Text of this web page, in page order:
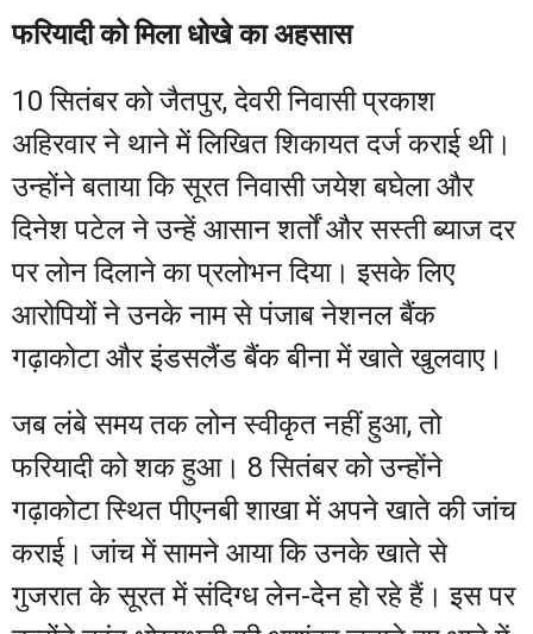
फरियादी को मिला धोखे का अहसास
10 सितंबर को जैतपुर, देवरी निवासी प्रकाश
अहिरवार ने थाने में लिखित शिकायत दर्ज कराई थी।
उन्होंने बताया कि सूरत निवासी जयेश बघेला और
दिनेश पटेल ने उन्हें आसान शर्तों और सस्ती ब्याज दर
पर लोन दिलाने का प्रलोभन दिया। इसके लिए
आरोपियों ने उनके नाम से पंजाब नेशनल बैंक
गढ़ाकोटा और इंडसलैंड बैंक बीना में खाते खुलवाए।
जब लंबे समय तक लोन स्वीकृत नहीं हुआ, तो
फरियादी को शक हुआ। 8 सितंबर को उन्होंने
गढ़ाकोटा स्थित पीएनबी शाखा में अपने खाते की जांच
कराई। जांच में सामने आया कि उनके खाते से
गुजरात के सूरत में संदिग्ध लेन-देन हो रहे हैं। इस पर